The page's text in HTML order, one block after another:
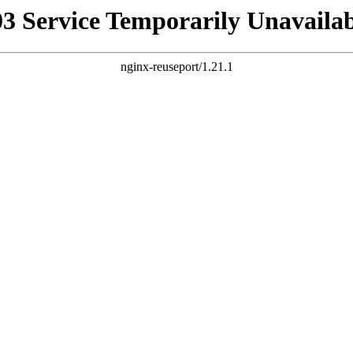
Service Temporarily
nginx-reuseport/1.21.1